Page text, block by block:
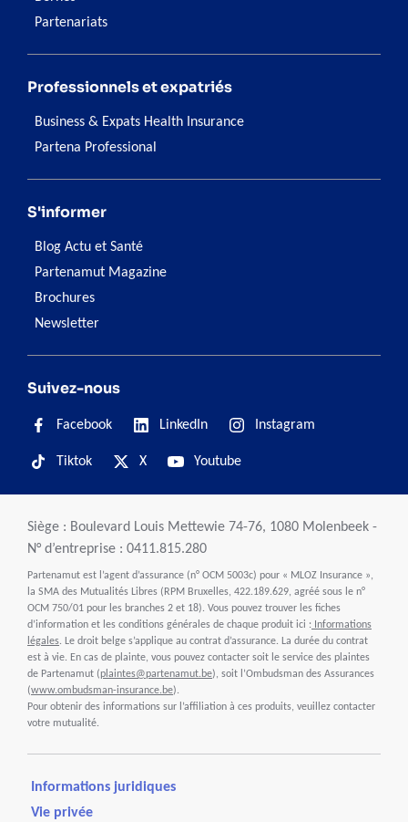
Partenariats
Professionnels et expatriés
Business & Expats Health Insurance
Partena Professional
S'informer
Blog Actu et Santé
Partenamut Magazine
Brochures
Newsletter
Suivez-nous
Facebook LinkedIn Instagram
Tiktok X Youtube
Siège : Boulevard Louis Mettewie 74-76, 1080 Molenbeek -
N° d’entreprise : 0411.815.280
Partenamut est l’agent d’assurance (n° OCM 5003c) pour « MLOZ Insurance »,
la SMA des Mutualités Libres (RPM Bruxelles, 422.189.629, agréé sous le n°
OCM 750/01 pour les branches 2 et 18). Vous pouvez trouver les fiches
d’information et les conditions générales de chaque produit ici : Informations
légales. Le droit belge s’applique au contrat d’assurance. La durée du contrat
est à vie. En cas de plainte, vous pouvez contacter soit le service des plaintes
de Partenamut (plaintes@partenamut.be), soit l’Ombudsman des Assurances
(www.ombudsman-insurance.be).
Pour obtenir des informations sur l’affiliation à ces produits, veuillez contacter
votre mutualité.
Informations juridiques
Vie privée